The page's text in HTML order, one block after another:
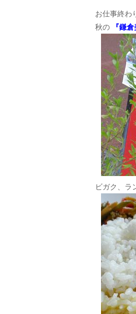
お仕事終わ
秋の
『鎌倉
ビガク、ラ